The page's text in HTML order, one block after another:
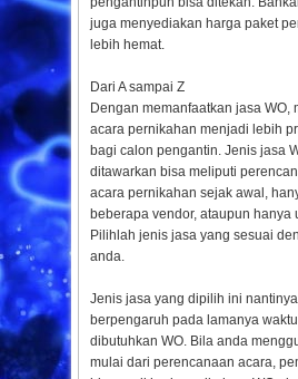
juga menyediakan harga paket
lebih hemat.
Dari A sampai Z
Dengan memanfaatkan jasa WO,
acara pernikahan menjadi lebih
bagi calon pengantin. Jenis jasa
ditawarkan bisa meliputi
acara pernikahan sejak awal,
beberapa vendor, ataupun hanya
Pilihlah jenis jasa yang sesuai
anda.
Jenis jasa yang dipilih ini
berpengaruh pada lamanya
dibutuhkan WO. Bila anda
mulai dari perencanaan acara,